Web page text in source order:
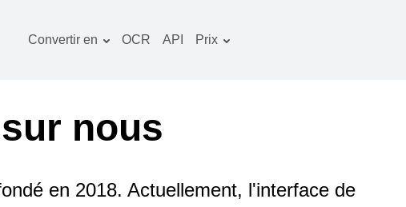
Convertir en
Audio convertisseur
OCR API Prix
nous
en 2018. Actuellement, l'interface de